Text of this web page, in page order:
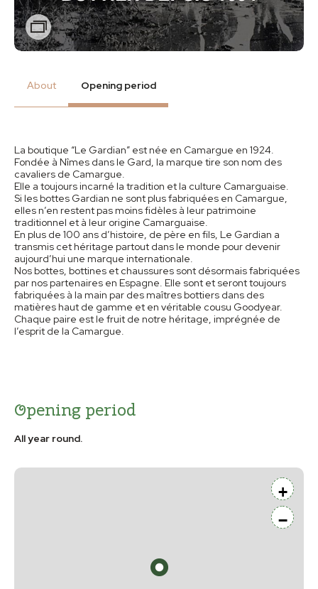
Zoom
About Opening period
La boutique “Le Gardian” est née en Camargue en 1924.
Fondée à Nîmes dans le Gard, la marque tire son nom des
cavaliers de Camargue.
Elle a toujours incarné la tradition et la culture Camarguaise.
Si les bottes Gardian ne sont plus fabriquées en Camargue,
elles n’en restent pas moins fidèles à leur patrimoine
traditionnel et à leur origine Camarguaise.
En plus de 100 ans d’histoire, de père en fils, Le Gardian a
transmis cet héritage partout dans le monde pour devenir
aujourd’hui une marque internationale.
Nos bottes, bottines et chaussures sont désormais fabriquées
par nos partenaires en Espagne. Elle sont et seront toujours
fabriquées à la main par des maîtres bottiers dans des
matières haut de gamme et en véritable cousu Goodyear.
Chaque paire est le fruit de notre héritage, imprégnée de
l’esprit de la Camargue.
Opening period
All year round.
+
−